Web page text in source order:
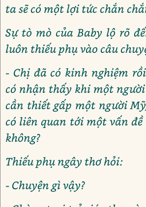
ta sẽ có một lợi tức chắn
Sự tò mò của Baby lộ rõ
luôn thiếu phụ vào câu
- Chị đã có kinh nghiệm
có nhận thấy khi một
cần thiết gấp một người
có liên quan tới một vấn
không?
Thiếu phụ ngây thơ hỏi:
- Chuyện gì vậy?